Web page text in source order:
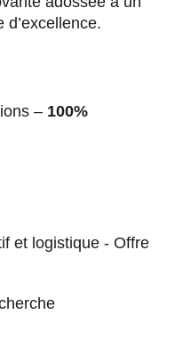
a
– 100%
et logistique - Offre